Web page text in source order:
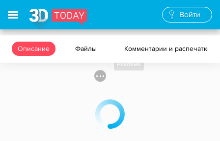
Войти
Описание Файлы Комментарии и распечатки
Реклама